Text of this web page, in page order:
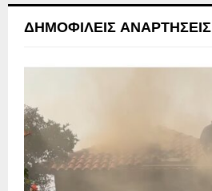
ΔΗΜΟΦΙΛΕΊΣ ΑΝΑΡΤΉΣΕΙΣ